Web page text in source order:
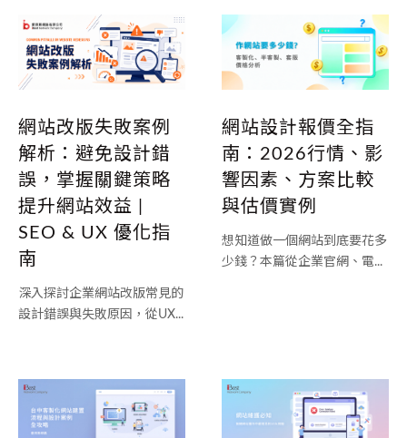
網站改版失敗案例
解析：避免設計錯
誤，掌握關鍵策略
提升網站效益 |
SEO & UX 優化指
南
深入探討企業網站改版常見的
設計錯誤與失敗原因，從UX...
網站設計報價全指
南：2026行情、影
響因素、方案比較
與估價實例
想知道做一個網站到底要花多
少錢？本篇從企業官網、電...